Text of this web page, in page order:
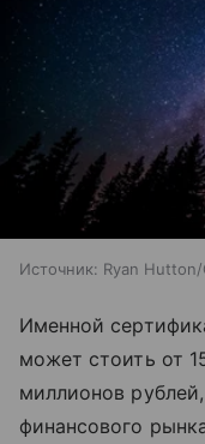
Источник: Ryan Hutton/
Именной
может стоить от
миллионов
финансового